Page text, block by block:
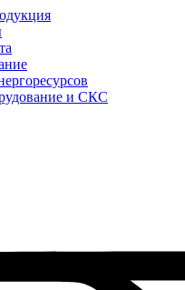
и СКС